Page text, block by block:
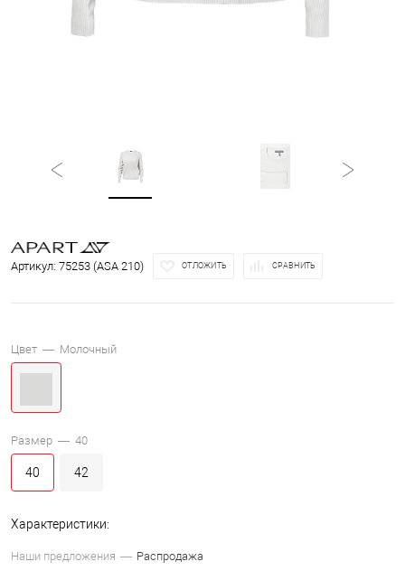
Артикул: 75253 (ASA 210) ОТЛОЖИТЬ СРАВНИТЬ
Цвет — Молочный
Размер — 40
40 42
Характеристики:
Наши предложения
Распродажа